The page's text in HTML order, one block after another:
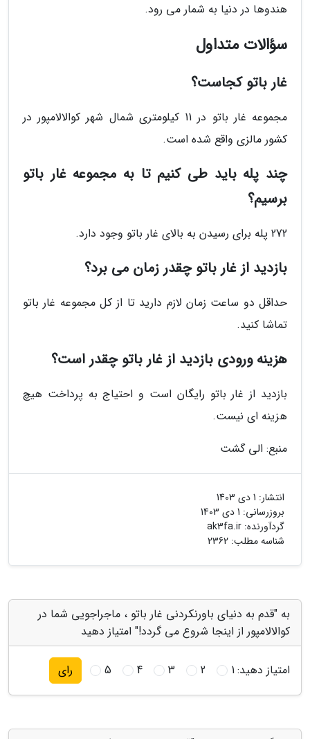
هندوها در دنیا به شمار می رود.
سؤالات متداول
غار باتو کجاست؟
مجموعه غار باتو در 11 کیلومتری شمال شهر کوالالامپور در
کشور مالزی واقع شده است.
چند پله باید طی کنیم تا به مجموعه غار باتو
برسیم؟
272 پله برای رسیدن به بالای غار باتو وجود دارد.
بازدید از غار باتو چقدر زمان می برد؟
حداقل دو ساعت زمان لازم دارید تا از کل مجموعه غار باتو
تماشا کنید.
هزینه ورودی بازدید از غار باتو چقدر است؟
بازدید از غار باتو رایگان است و احتیاج به پرداخت هیچ
هزینه ای نیست.
منبع: الی گشت
انتشار: 1 دی 1403
بروزرسانی: 1 دی 1403
گردآورنده: ak3fa.ir
شناسه مطلب: 2362
به "قدم به دنیای باورنکردنی غار باتو ، ماجراجویی شما در
کوالالامپور از اینجا شروع می گردد!" امتیاز دهید
امتیاز دهید:1
2
3
4
5 رای